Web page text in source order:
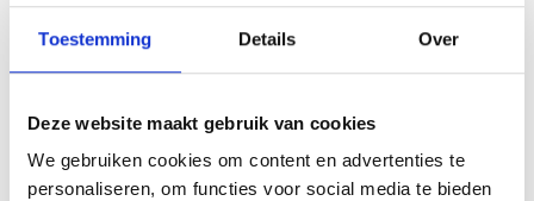
Toestemming Details Over
Deze website maakt gebruik van cookies
We gebruiken cookies om content en advertenties te
personaliseren, om functies voor social media te bieden
Kunst aan Zee:
Expositie
’Strandgezichten’
Die Ausstellung *Beach Faces*
von Peter Swidde ist bis zum 11.